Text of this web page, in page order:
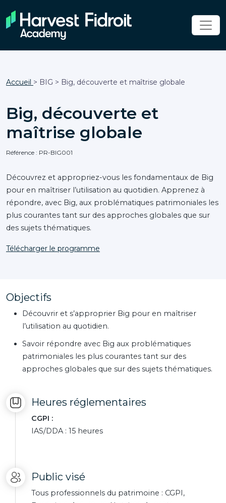
Accueil > BIG > Big, découverte et maîtrise globale
Big, découverte et
maîtrise globale
Référence : PR-BIG001
Découvrez et appropriez-vous les fondamentaux de Big
pour en maîtriser l’utilisation au quotidien. Apprenez à
répondre, avec Big, aux problématiques patrimoniales les
plus courantes tant sur des approches globales que sur
des sujets thématiques.
Télécharger le programme
Objectifs
Découvrir et s’approprier Big pour en maîtriser
l’utilisation au quotidien.
Savoir répondre avec Big aux problématiques
patrimoniales les plus courantes tant sur des
approches globales que sur des sujets thématiques.
Heures réglementaires
CGPI :
IAS/DDA : 15 heures
Public visé
Tous professionnels du patrimoine : CGPI,